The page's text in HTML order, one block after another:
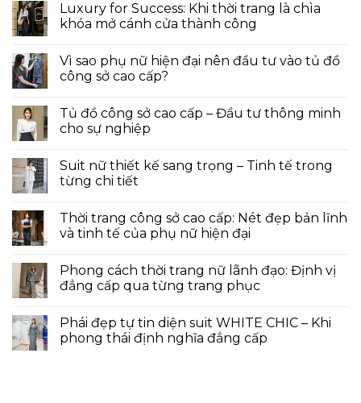
Luxury for Success: Khi thời trang là chìa
khóa mở cánh cửa thành công
Vì sao phụ nữ hiện đại nên đầu tư vào tủ đồ
công sở cao cấp?
Tủ đồ công sở cao cấp – Đầu tư thông minh
cho sự nghiệp
Suit nữ thiết kế sang trọng – Tinh tế trong
từng chi tiết
Thời trang công sở cao cấp: Nét đẹp bản lĩnh
và tinh tế của phụ nữ hiện đại
Phong cách thời trang nữ lãnh đạo: Định vị
đẳng cấp qua từng trang phục
Phái đẹp tự tin diện suit WHITE CHIC – Khi
phong thái định nghĩa đẳng cấp